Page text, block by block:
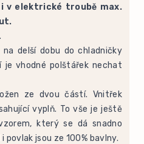
v elektrické troubě max.
delší dobu do chladničky
je vhodné polštářek nechat
ze dvou částí. Vnitřek
vyplň. To vše je ještě
který se dá snadno
jsou ze 100% bavlny.